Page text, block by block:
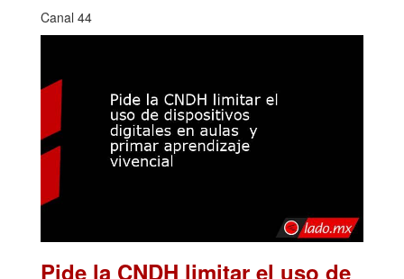
Canal 44
Pide la CNDH limitar el uso de